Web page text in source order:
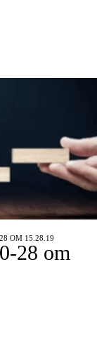
OM 15.28.19
28 om